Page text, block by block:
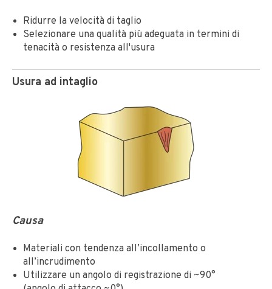
Ridurre la velocità di taglio
Selezionare una qualità più adeguata in termini di
tenacità o resistenza all'usura
Usura ad intaglio
Causa
Materiali con tendenza all’incollamento o
all’incrudimento
Utilizzare un angolo di registrazione di ~90°